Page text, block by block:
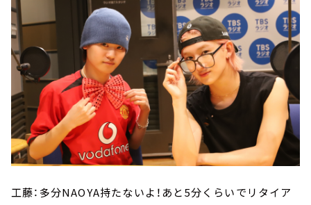
工藤：多分NAOYA持たないよ！あと5分くらいでリタイア